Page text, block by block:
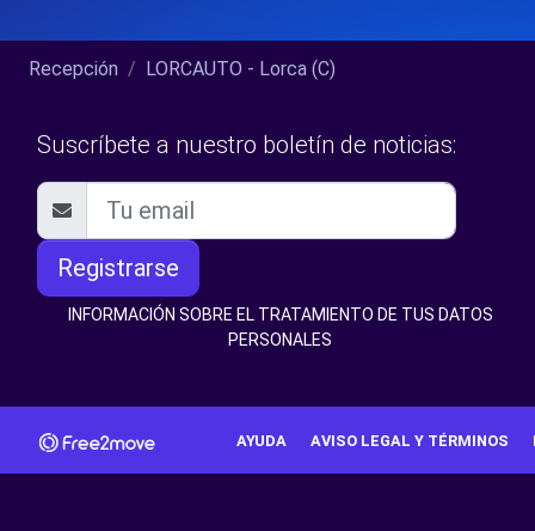
Recepción LORCAUTO - Lorca (C)
Suscríbete a nuestro boletín de noticias:
Registrarse
INFORMACIÓN SOBRE EL TRATAMIENTO DE TUS DATOS
PERSONALES
AYUDA AVISO LEGAL Y TÉRMINOS